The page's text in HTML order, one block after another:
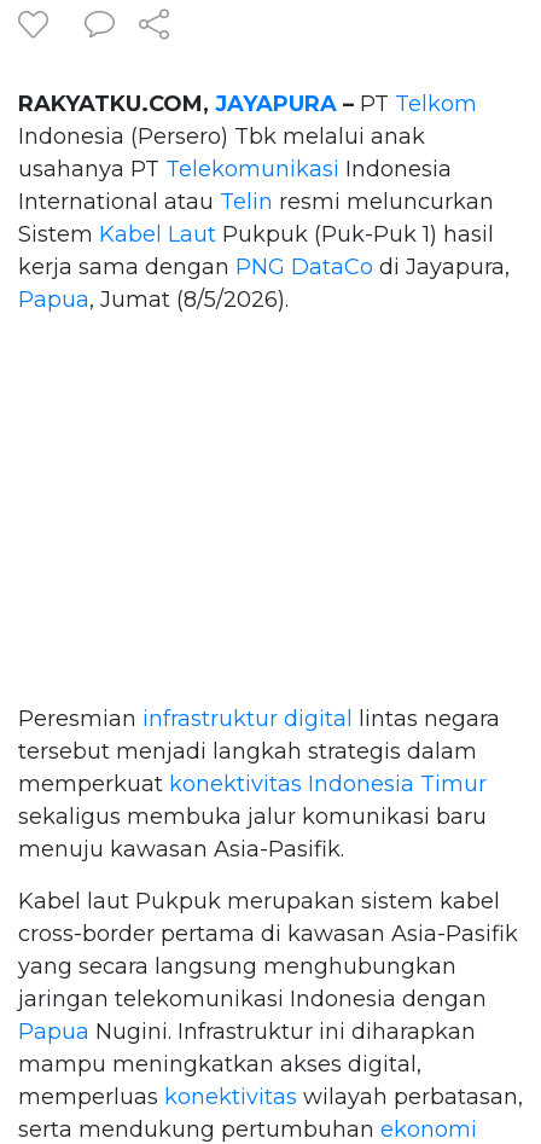
RAKYATKU.COM, JAYAPURA – PT Telkom
Indonesia (Persero) Tbk melalui anak
usahanya PT Telekomunikasi Indonesia
International atau Telin resmi meluncurkan
Sistem Kabel Laut Pukpuk (Puk-Puk 1) hasil
kerja sama dengan PNG DataCo di Jayapura,
Papua, Jumat (8/5/2026).
Peresmian infrastruktur digital
lintas negara
tersebut menjadi langkah strategis dalam
memperkuat konektivitas Indonesia Timur
sekaligus membuka jalur komunikasi baru
menuju kawasan Asia-Pasifik.
Kabel laut Pukpuk merupakan sistem kabel
cross-border pertama di kawasan Asia-Pasifik
yang secara langsung menghubungkan
jaringan telekomunikasi Indonesia dengan
Papua Nugini. Infrastruktur ini diharapkan
mampu meningkatkan akses digital,
memperluas konektivitas wilayah perbatasan,
serta mendukung pertumbuhan ekonomi